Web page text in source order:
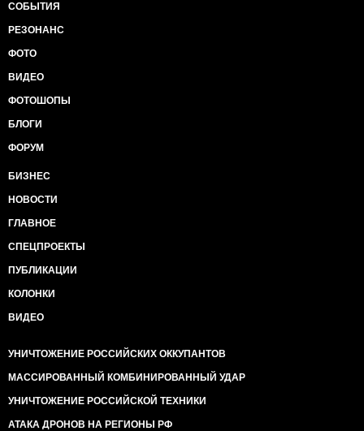
СОБЫТИЯ
РЕЗОНАНС
ФОТО
ВИДЕО
ФОТОШОПЫ
БЛОГИ
ФОРУМ
БИЗНЕС
НОВОСТИ
ГЛАВНОЕ
СПЕЦПРОЕКТЫ
ПУБЛИКАЦИИ
КОЛОНКИ
ВИДЕО
УНИЧТОЖЕНИЕ РОССИЙСКИХ ОККУПАНТОВ
МАССИРОВАННЫЙ КОМБИНИРОВАННЫЙ УДАР
УНИЧТОЖЕНИЕ РОССИЙСКОЙ ТЕХНИКИ
АТАКА ДРОНОВ НА РЕГИОНЫ РФ